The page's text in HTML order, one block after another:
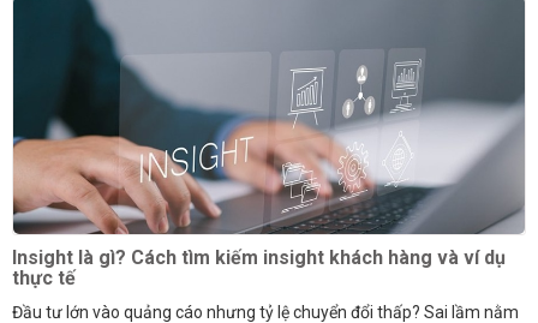
Insight là gì? Cách tìm kiếm insight khách hàng và ví dụ
thực tế
Đầu tư lớn vào quảng cáo nhưng tỷ lệ chuyển đổi thấp? Sai lầm nằm